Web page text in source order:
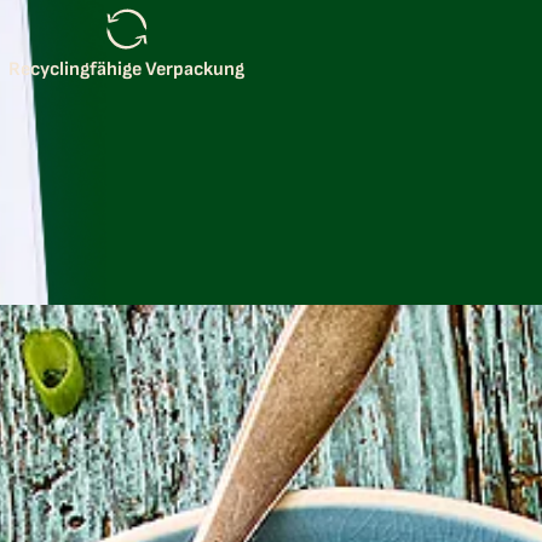
Recyclingfähige Verpackung